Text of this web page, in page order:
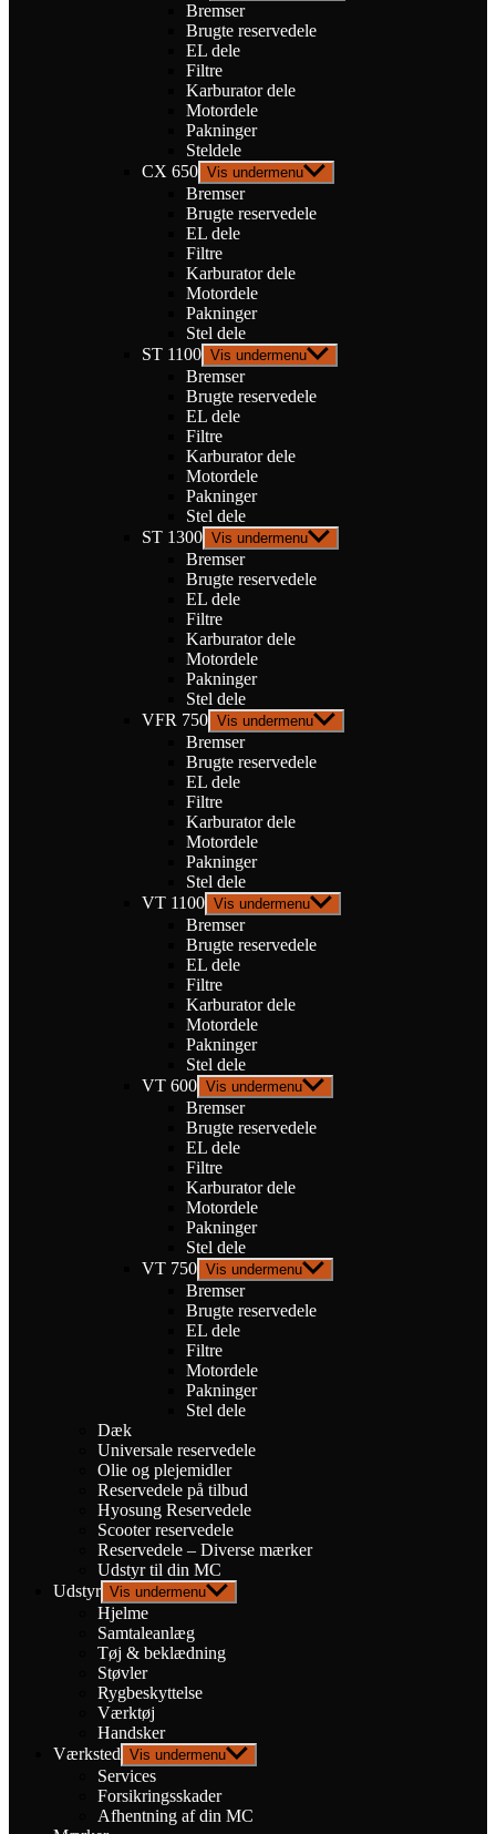
Bremser
Brugte reservedele
EL dele
Filtre
Karburator dele
Motordele
Pakninger
Steldele
CX 650 Vis undermenu
Bremser
Brugte reservedele
EL dele
Filtre
Karburator dele
Motordele
Pakninger
Stel dele
ST 1100 Vis undermenu
Bremser
Brugte reservedele
EL dele
Filtre
Karburator dele
Motordele
Pakninger
Stel dele
ST 1300 Vis undermenu
Bremser
Brugte reservedele
EL dele
Filtre
Karburator dele
Motordele
Pakninger
Stel dele
VFR 750 Vis undermenu
Bremser
Brugte reservedele
EL dele
Filtre
Karburator dele
Motordele
Pakninger
Stel dele
VT 1100 Vis undermenu
Bremser
Brugte reservedele
EL dele
Filtre
Karburator dele
Motordele
Pakninger
Stel dele
VT 600 Vis undermenu
Bremser
Brugte reservedele
EL dele
Filtre
Karburator dele
Motordele
Pakninger
Stel dele
VT 750 Vis undermenu
Bremser
Brugte reservedele
EL dele
Filtre
Motordele
Pakninger
Stel dele
Dæk
Universale reservedele
Olie og plejemidler
Reservedele på tilbud
Hyosung Reservedele
Scooter reservedele
Reservedele – Diverse mærker
Udstyr til din MC
Udstyr Vis undermenu
Hjelme
Samtaleanlæg
Tøj & beklædning
Støvler
Rygbeskyttelse
Værktøj
Handsker
Værksted Vis undermenu
Services
Forsikringsskader
Afhentning af din MC